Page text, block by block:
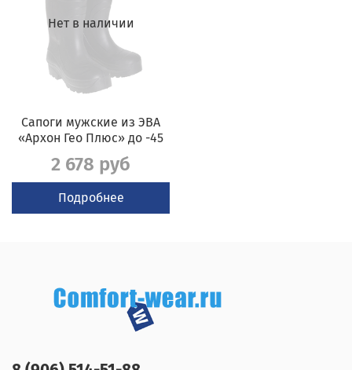
Нет в наличии
Сапоги мужские из ЭВА
«Архон Гео Плюс» до -45
2 678 руб
Подробнее